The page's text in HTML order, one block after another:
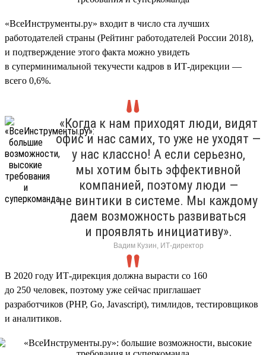
«ВсеИнструменты.ру» входит в число ста лучших
работодателей страны (Рейтинг работодателей России 2018),
и подтверждение этого факта можно увидеть
в суперминимальной текучести кадров в ИТ-дирекции —
всего 0,6%.
«Когда к нам приходят люди, видят
офис и нас самих, то уже не уходят —
у нас классно! А если серьезно,
мы хотим быть эффективной
компанией, поэтому люди —
не винтики в системе. Мы каждому
даем возможность развиваться
и проявлять инициативу».
Вадим Кузин, ИТ-директор
В 2020 году ИТ-дирекция должна вырасти со 160
до 250 человек, поэтому уже сейчас приглашает
разработчиков (PHP, Go, Javascript), тимлидов, тестировщиков
и аналитиков.